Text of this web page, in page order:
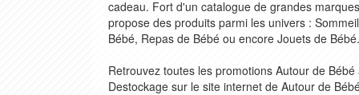
cadeau. Fort d'un catalogue de grandes
propose des produits parmi les univers :
Bébé, Repas de Bébé ou encore Jouets de Bébé.
Retrouvez toutes les promotions Autour de
Destockage sur le site internet de Autour de